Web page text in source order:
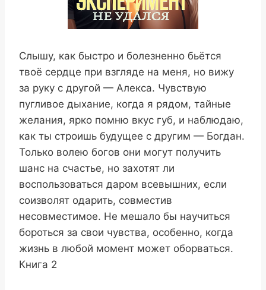
Слышу, как быстро и болезненно бьётся
твоё сердце при взгляде на меня, но вижу
за руку с другой — Алекса. Чувствую
пугливое дыхание, когда я рядом, тайные
желания, ярко помню вкус губ, и наблюдаю,
как ты строишь будущее с другим — Богдан.
Только волею богов они могут получить
шанс на счастье, но захотят ли
воспользоваться даром всевышних, если
соизволят одарить, совместив
несовместимое. Не мешало бы научиться
бороться за свои чувства, особенно, когда
жизнь в любой момент может оборваться.
Книга 2